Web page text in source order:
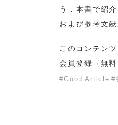
う．本書で紹
および参考文
このコンテン
会員登録（無
#Good Article #